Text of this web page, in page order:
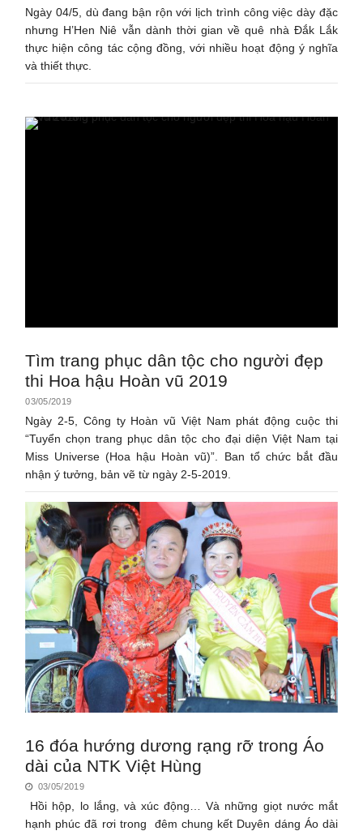
Ngày 04/5, dù đang bận rộn với lịch trình công việc dày đặc
nhưng H’Hen Niê vẫn dành thời gian về quê nhà Đắk Lắk
thực hiện công tác cộng đồng, với nhiều hoạt động ý nghĩa
và thiết thực.
Tìm trang phục dân tộc cho người đẹp
thi Hoa hậu Hoàn vũ 2019
03/05/2019
Ngày 2-5, Công ty Hoàn vũ Việt Nam phát động cuộc thi
“Tuyển chọn trang phục dân tộc cho đại diện Việt Nam tại
Miss Universe (Hoa hậu Hoàn vũ)”. Ban tổ chức bắt đầu
nhận ý tưởng, bản vẽ từ ngày 2-5-2019.
16 đóa hướng dương rạng rỡ trong Áo
dài của NTK Việt Hùng
03/05/2019
Hồi hộp, lo lắng, và xúc động… Và những giọt nước mắt
hạnh phúc đã rơi trong đêm chung kết Duyên dáng Áo dài